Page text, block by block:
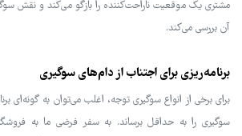
مشتری یک موقعیت ناراحت‌کننده را بازگو می‌کند و نقش
آن بررسی می‌کند.
برنامه‌ریزی برای اجتناب از دام‌های سوگیری
برای برخی از انواع سوگیری توجه، اغلب می‌توان به گونه‌ای
سوگیری را به حداقل برساند. به سفر فرضی ما به